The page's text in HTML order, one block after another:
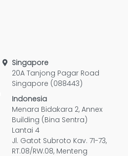
Singapore
20A Tanjong Pagar Road
Singapore (088443)
Indonesia
Menara Bidakara 2, Annex
Building (Bina Sentra)
Lantai 4
Jl. Gatot Subroto Kav. 71-73,
RT.08/RW.08, Menteng